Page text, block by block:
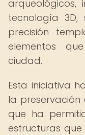
arqueológicos,
tecnología
precisión
elementos
ciudad.
Esta iniciativa
la
que ha
estructuras